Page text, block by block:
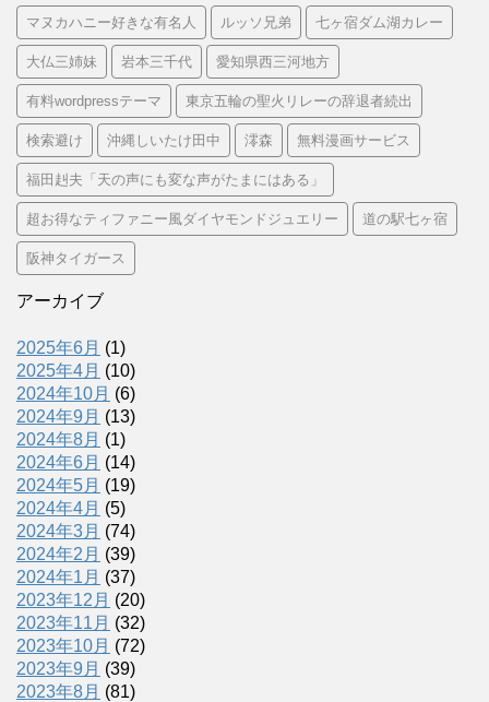
マヌカハニー好きな有名人 ルッソ兄弟 七ヶ宿ダム湖カレー
大仏三姉妹 岩本三千代 愛知県西三河地方
有料wordpressテーマ 東京五輪の聖火リレーの辞退者続出
検索避け 沖縄しいたけ田中 澪森 無料漫画サービス
福田赳夫「天の声にも変な声がたまにはある」
超お得なティファニー風ダイヤモンドジュエリー 道の駅七ヶ宿
阪神タイガース
アーカイブ
2025年6月 (1)
2025年4月 (10)
2024年10月 (6)
2024年9月 (13)
2024年8月 (1)
2024年6月 (14)
2024年5月 (19)
2024年4月 (5)
2024年3月 (74)
2024年2月 (39)
2024年1月 (37)
2023年12月 (20)
2023年11月 (32)
2023年10月 (72)
2023年9月 (39)
2023年8月 (81)